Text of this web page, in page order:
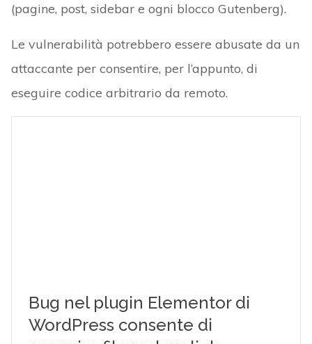
(pagine, post, sidebar e ogni blocco Gutenberg).
Le vulnerabilità potrebbero essere abusate da un
attaccante per consentire, per l’appunto, di
eseguire codice arbitrario da remoto.